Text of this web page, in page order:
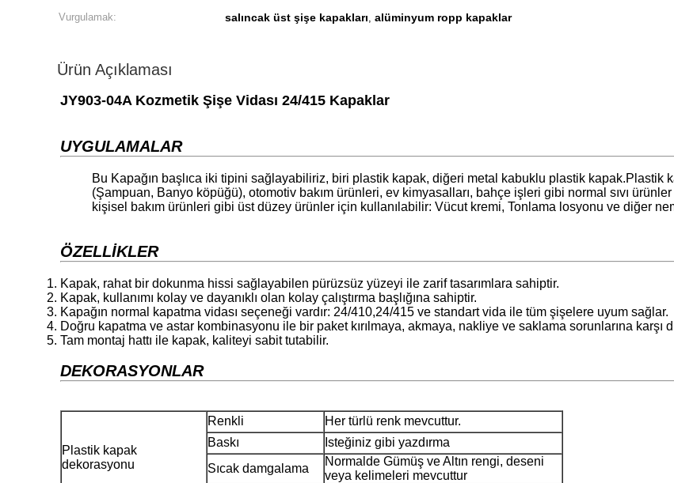
Vurgulamak:
salıncak üst şişe kapakları, alüminyum ropp kapaklar
Ürün Açıklaması
JY903-04A Kozmetik Şişe Vidası 24/415 Kapaklar​
UYGULAMALAR
Bu Kapağın başlıca iki tipini sağlayabiliriz, biri plastik kapak, diğeri metal kabuklu plastik kapak.Plastik
(Şampuan, Banyo köpüğü), otomotiv bakım ürünleri, ev kimyasalları, bahçe işleri gibi normal sıvı
kişisel bakım ürünleri gibi üst düzey ürünler için kullanılabilir: Vücut kremi, Tonlama losyonu ve diğer nem
ÖZELLİKLER
Kapak, rahat bir dokunma hissi sağlayabilen pürüzsüz yüzeyi ile zarif tasarımlara sahiptir.
Kapak, kullanımı kolay ve dayanıklı olan kolay çalıştırma başlığına sahiptir.
Kapağın normal kapatma vidası seçeneği vardır: 24/410,24/415 ve standart vida ile tüm şişelere uyum sağlar.
Doğru kapatma ve astar kombinasyonu ile bir paket kırılmaya, akmaya, nakliye ve saklama sorunlarına karşı
Tam montaj hattı ile kapak, kaliteyi sabit tutabilir.
DEKORASYONLAR
Plastik kapak
dekorasyonu
Renkli
Her türlü renk mevcuttur.
Baskı
Isteğiniz gibi yazdırma
Sıcak damgalama
Normalde Gümüş ve Altın rengi, deseni
veya kelimeleri mevcuttur